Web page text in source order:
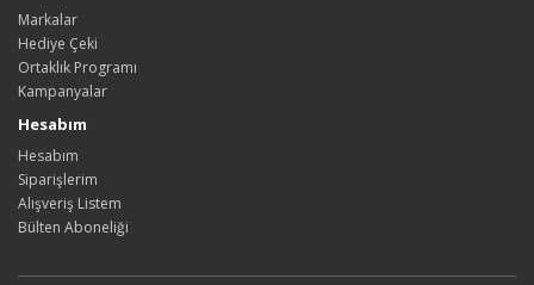
Markalar
Hediye Çeki
Ortaklık Programı
Kampanyalar
Hesabım
Hesabım
Siparişlerim
Alışveriş Listem
Bülten Aboneliği